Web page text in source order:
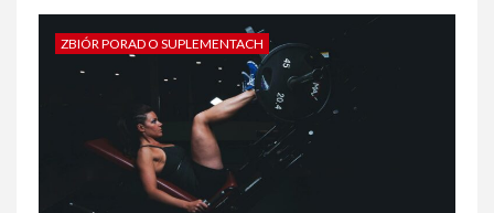
ZBIÓR PORAD O SUPLEMENTACH